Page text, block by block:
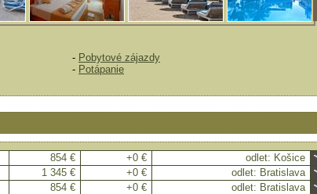
- Pobytové zájazdy
- Potápanie
854 € +0 €
odlet: Košice
1 345 € +0 €
odlet: Bratislava
854 € +0 €
odlet: Bratislava